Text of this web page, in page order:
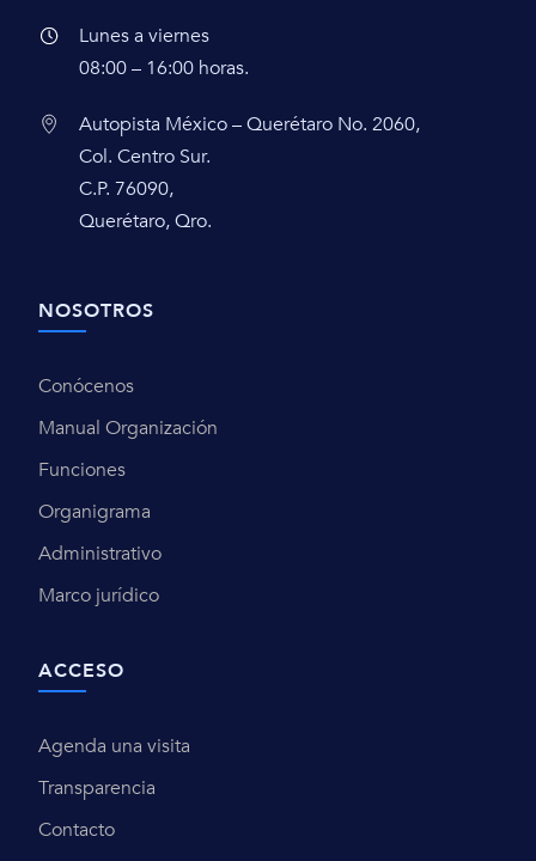
Lunes a viernes
08:00 – 16:00 horas.
Autopista México – Querétaro No. 2060,
Col. Centro Sur.
C.P. 76090,
Querétaro, Qro.
NOSOTROS
Conócenos
Manual Organización
Funciones
Organigrama
Administrativo
Marco jurídico
ACCESO
Agenda una visita
Transparencia
Contacto